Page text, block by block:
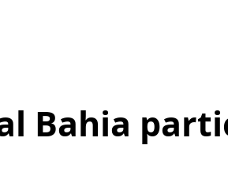
Bahia